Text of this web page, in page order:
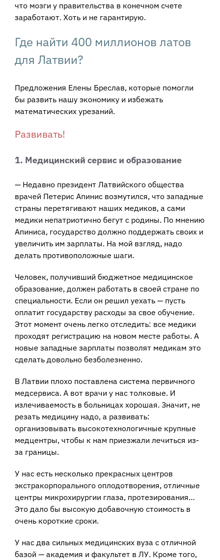
что мозги у правительства в конечном счете
заработают. Хоть и не гарантирую.
Где найти 400 миллионов латов
для Латвии?
Предложения Елены Бреслав, которые помогли
бы развить нашу экономику и избежать
математических урезаний.
Развивать!
1. Медицинский сервис и образование
— Недавно президент Латвийского общества
врачей Петерис Апинис возмутился, что западные
страны перетягивают наших медиков, а сами
медики непатриотично бегут с родины. По мнению
Апиниса, государство должно поддержать своих и
увеличить им зарплаты. На мой взгляд, надо
делать противоположные шаги.
Человек, получивший бюджетное медицинское
образование, должен работать в своей стране по
специальности. Если он решил уехать — пусть
оплатит государству расходы за свое обучение.
Этот момент очень легко отследить: все медики
проходят регистрацию на новом месте работы. А
новые западные зарплаты позволят медикам это
сделать довольно безболезненно.
В Латвии плохо поставлена система первичного
медсервиса. А вот врачи у нас толковые. И
излечиваемость в больницах хорошая. Значит, не
резать медицину надо, а развивать:
организовывать высокотехнологичные крупные
медцентры, чтобы к нам приезжали лечиться из-
за границы.
У нас есть несколько прекрасных центров
экстракорпорального оплодотворения, отличные
центры микрохирургии глаза, протезирования…
Это дало бы высокую добавочную стоимость в
очень короткие сроки.
У нас два сильных медицинских вуза с отличной
базой — академия и факультет в ЛУ. Кроме того,